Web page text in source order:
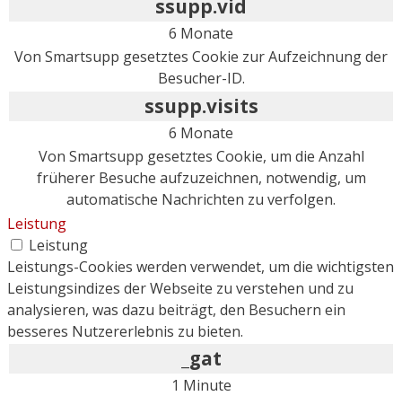
ssupp.vid
6 Monate
Von Smartsupp gesetztes Cookie zur Aufzeichnung der
Besucher-ID.
ssupp.visits
6 Monate
Von Smartsupp gesetztes Cookie, um die Anzahl
früherer Besuche aufzuzeichnen, notwendig, um
automatische Nachrichten zu verfolgen.
Leistung
Leistung
Leistungs-Cookies werden verwendet, um die wichtigsten
Leistungsindizes der Webseite zu verstehen und zu
analysieren, was dazu beiträgt, den Besuchern ein
besseres Nutzererlebnis zu bieten.
_gat
1 Minute